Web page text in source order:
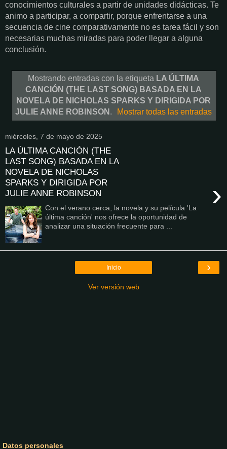
conocimientos culturales a partir de unidades didácticas. Te
animo a participar, a compartir, porque enfrentarse a una
secuencia de cine comparativamente no es tarea fácil y son
necesarias muchas miradas para poder llegar a alguna
conclusión.
Mostrando entradas con la etiqueta LA ÚLTIMA
CANCIÓN (THE LAST SONG) BASADA EN LA
NOVELA DE NICHOLAS SPARKS Y DIRIGIDA POR
JULIE ANNE ROBINSON . Mostrar todas las entradas
miércoles, 7 de mayo de 2025
LA ÚLTIMA CANCIÓN (THE
LAST SONG) BASADA EN LA
NOVELA DE NICHOLAS
SPARKS Y DIRIGIDA POR
JULIE ANNE ROBINSON
›
Con el verano cerca, la novela y su película 'La
última canción' nos ofrece la oportunidad de
analizar una situación frecuente para ...
›
Inicio
Ver versión web
Datos personales